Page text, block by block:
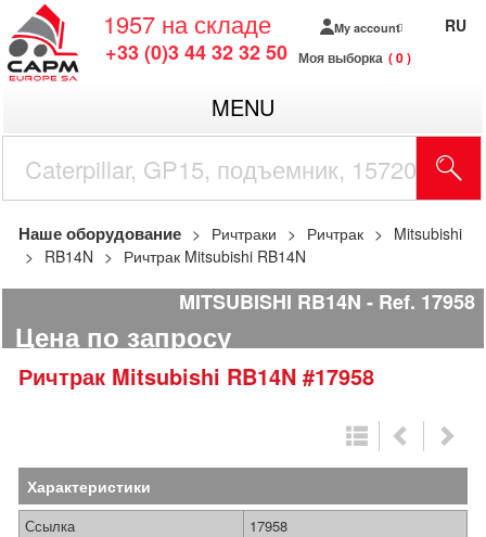
1957 на складе
+33 (0)3 44 32 32 50
My account
Моя выборка 0
RU
MENU
Наше оборудование Ричтраки Ричтрак
Mitsubishi
RB14N
Ричтрак Mitsubishi RB14N
MITSUBISHI RB14N Ref. 17958
Цена по запросу
Ричтрак Mitsubishi RB14N #17958
Характеристики
Ссылка
17958